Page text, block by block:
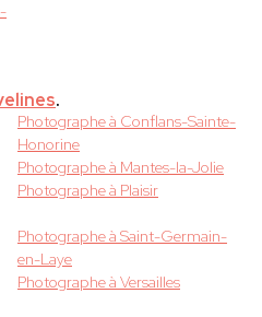
.
Photographe à Conflans-Sainte-
Honorine
Photographe à Mantes-la-Jolie
Photographe à Plaisir
Photographe à Saint-Germain-
en-Laye
Photographe à Versailles